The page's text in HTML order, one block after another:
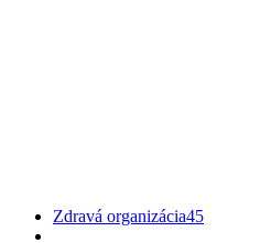
Zdravá organizácia45